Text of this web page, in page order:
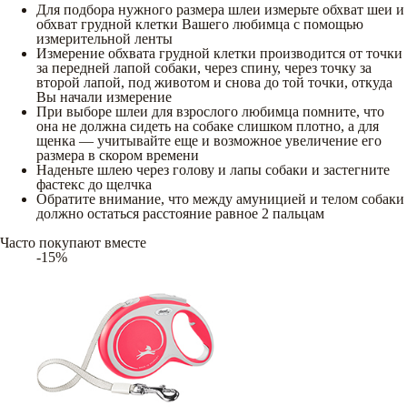
Для подбора нужного размера шлеи измерьте обхват шеи и
обхват грудной клетки Вашего любимца с помощью
измерительной ленты
Измерение обхвата грудной клетки производится от точки
за передней лапой собаки, через спину, через точку за
второй лапой, под животом и снова до той точки, откуда
Вы начали измерение
При выборе шлеи для взрослого любимца помните, что
она не должна сидеть на собаке слишком плотно, а для
щенка — учитывайте еще и возможное увеличение его
размера в скором времени
Наденьте шлею через голову и лапы собаки и застегните
фастекс до щелчка
Обратите внимание, что между амуницией и телом собаки
должно остаться расстояние равное 2 пальцам
Часто покупают вместе
-15%